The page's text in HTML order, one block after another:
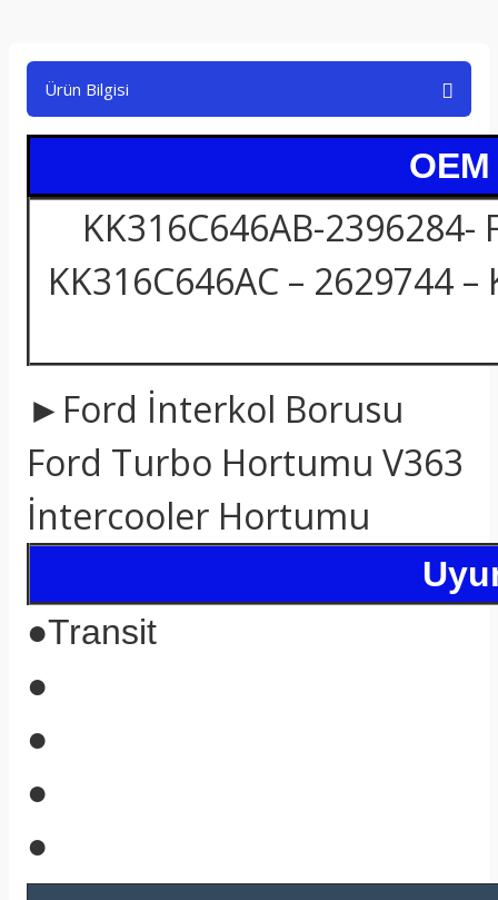
Ürün Bilgisi
KK316C646AB-2396284-
KK316C646AC – 2629744
►Ford İnterkol Borusu
Ford Turbo Hortumu V363
İntercooler Hortumu
●Transit
●
●
●
●